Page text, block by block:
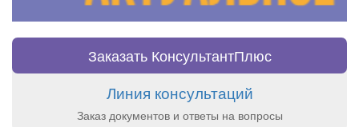
Заказать КонсультантПлюс
Линия консультаций
Заказ документов и ответы на вопросы